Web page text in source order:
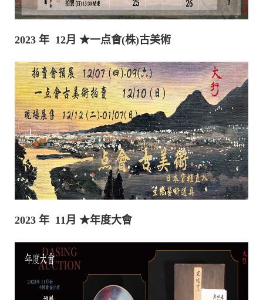
2023 年 12月 ★一点會(株)古美術
2023 年 11月 ★年度大會